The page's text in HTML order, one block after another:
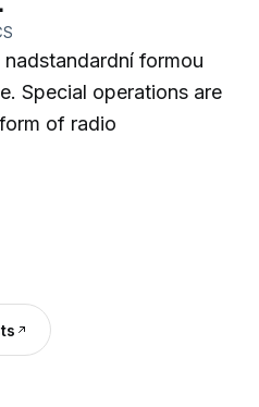
formou
of radio